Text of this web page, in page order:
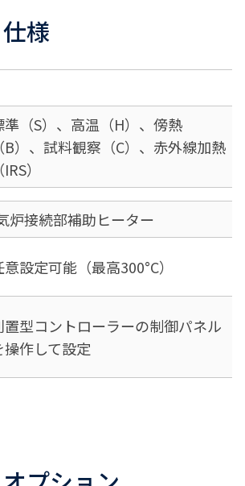
様
準（S）、高温（H）、傍熱
（B）、試料観察（C）、赤外線加熱
（IRS）
炉接続部補助ヒーター
意設定可能（最高300°C）
置型コントローラーの制御パネル
操作して設定